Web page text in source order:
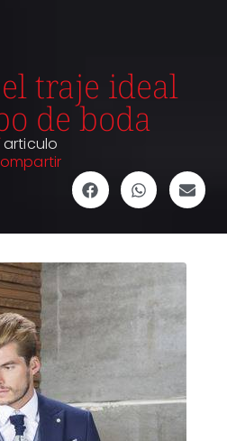
traje ideal
de boda
articulo